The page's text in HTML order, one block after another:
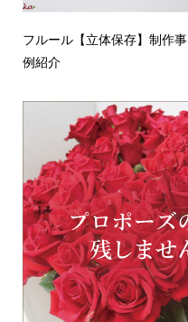
フルール【立体保存】制作事
例紹介